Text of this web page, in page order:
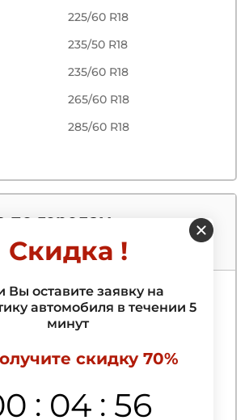
225/60 R18
235/50 R18
235/60 R18
265/60 R18
285/60 R18
по городам
Фэлешть
Анений Ной
Хынчешть
Сорокa
Скидка !
Вы оставите заявку на
автомобиля в течении 5
минут
скидку 70%
: 04 : 55